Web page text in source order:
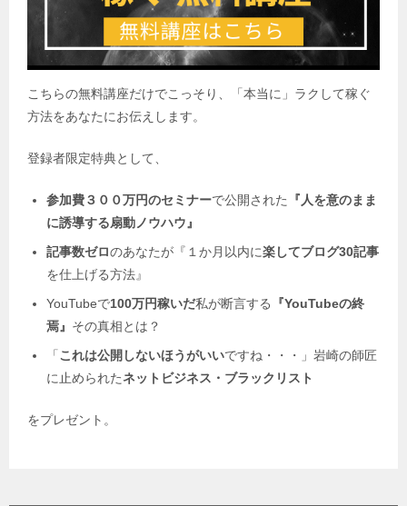
こちらの無料講座だけでこっそり、「本当に」ラクして稼ぐ
方法をあなたにお伝えします。
登録者限定特典として、
参加費３００万円のセミナーで公開された
『人を意のまま
に誘導する扇動ノウハウ』
記事数ゼロのあなたが『１か月以内に楽してブログ30記事
を仕上げる方法』
YouTubeで100万円稼いだ私が断言する
『YouTubeの終
焉』 その真相とは？
「 これは公開しないほうがいいですね・・・」岩崎の師匠
に止められたネットビジネス・ ブラックリスト
をプレゼント。